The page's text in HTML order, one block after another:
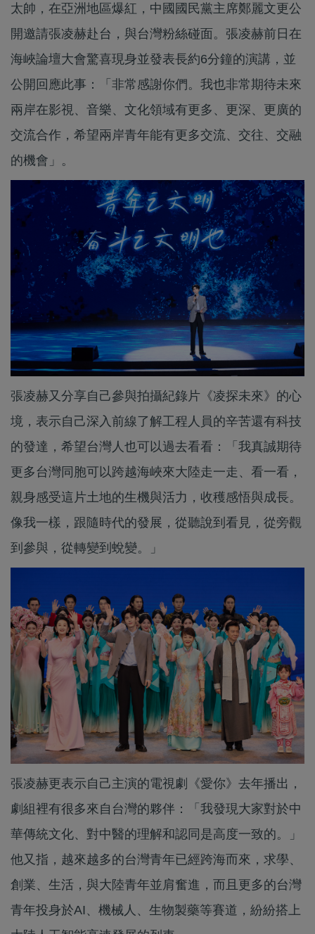
太帥，在亞洲地區爆紅，中國國民黨主席鄭麗文更公
開邀請張凌赫赴台，與台灣粉絲碰面。張凌赫前日在
海峽論壇大會驚喜現身並發表長約6分鐘的演講，並
公開回應此事：「非常感謝你們。我也非常期待未來
兩岸在影視、音樂、文化領域有更多、更深、更廣的
交流合作，希望兩岸青年能有更多交流、交往、交融
的機會」。
張凌赫又分享自己參與拍攝紀錄片《凌探未來》的心
境，表示自己深入前線了解工程人員的辛苦還有科技
的發達，希望台灣人也可以過去看看：「我真誠期待
更多台灣同胞可以跨越海峽來大陸走一走、看一看，
親身感受這片土地的生機與活力，收穫感悟與成長。
像我一樣，跟隨時代的發展，從聽說到看見，從旁觀
到參與，從轉變到蛻變。」
張凌赫更表示自己主演的電視劇《愛你》去年播出，
劇組裡有很多來自台灣的夥伴：「我發現大家對於中
華傳統文化、對中醫的理解和認同是高度一致的。」
他又指，越來越多的台灣青年已經跨海而來，求學、
創業、生活，與大陸青年並肩奮進，而且更多的台灣
青年投身於AI、機械人、生物製藥等賽道，紛紛搭上